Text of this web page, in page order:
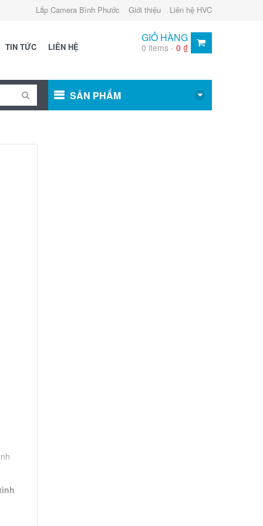
Lắp Camera Bình Phước Giới thiệu Liên hệ HVC
TIN TỨC LIÊN HỆ
GIỎ HÀNG
0 items -0 ₫
SẢN PHẨM